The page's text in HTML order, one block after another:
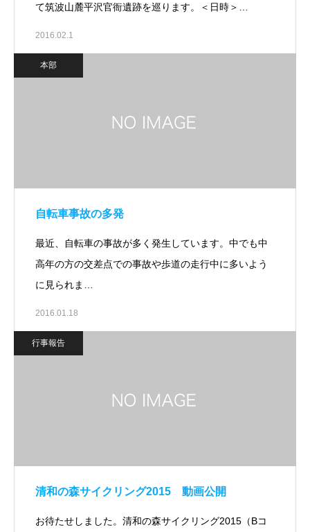
て筑波山麓平沢官衙遺跡を巡ります。＜日時＞…
2016.02.1
本部
自転車事故の多発
最近、自転車の事故が多く発生しています。中でも中
高年の方の交差点での事故や歩道の走行中に多いよう
に見られま…
2016.01.18
行事報告
清和の森サイクリング2015 動画公開
お待たせしました。清和の森サイクリング2015（Bコ